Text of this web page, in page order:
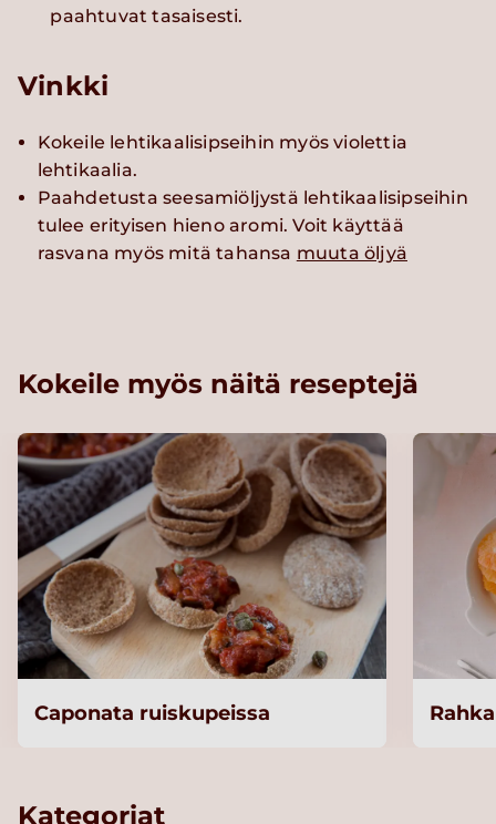
paahtuvat tasaisesti.
Vinkki
Kokeile lehtikaalisipseihin myös violettia
lehtikaalia.
Paahdetusta seesamiöljystä lehtikaalisipseihin
tulee erityisen hieno aromi. Voit käyttää
rasvana myös mitä tahansa muuta öljyä
Kokeile myös näitä reseptejä
Caponata ruiskupeissa
Kategoriat